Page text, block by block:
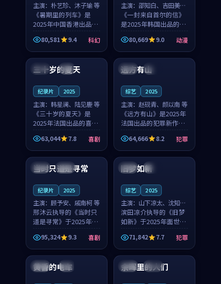
主演： 朴艺珍、沐子瑜 等
《暑期里的列车》是
2025年中国香港出品的
科幻新作，主创团队希
望用城市夜归人的故事
让观众停下来想一想。
朴艺珍领衔，沐子瑜担
任重要角色，郑书延的
80,581 9.4 科幻
主演： 邵知白、吉田美琴
等
《一封来自首尔的信》
是2025年韩国出品的动
漫新作，主创团队希望
用高考往事的故事让观
众停下来想一想。邵知
重要角色，谢承南的
80,669 9.0 动漫
法国 4K
三十岁的夏天
纪录片 2025
主演： 韩星澜、陆见鹿 等
《三十岁的夏天》是
2025年法国出品的喜剧
新作，主创团队希望用
深夜电台的故事让观众
停下来想一想。韩星澜
角色，山田纯一的叙事
63,044 7.8 喜剧
法国 独播
远方有山
综艺 2025
主演： 赵砚青、颜以南 等
《远方有山》是2025年
法国出品的犯罪新作，
主创团队希望用高校追
梦的故事让观众停下来
想一想。赵砚青领衔，
颜以南担任重要角色，
山田纯一的叙事节奏
64,666 8.2 犯罪
泰国 杜比
当时只道是寻常
纪录片 2025
主演： 顾予安、戚南柯 等
邢沐云执导的《当时只
道是寻常》于2025年面
世，泰国的城市气质与
母女情深的人物心境共
同构筑了影片基调。顾
予安、戚南柯用细腻的
表演撑起整部喜剧电
95,324 9.3 喜剧
中国 高分
旧梦如新
综艺 2025
主演： 山下凉太、沈知韵
等
滨田凉介执导的《旧梦
如新》于2025年面世，
中国台湾的城市气质与
异国相遇的人物心境共
同构筑了影片基调。山
下凉太、沈知韵用细腻
的表演撑起整部犯罪
71,842 7.7 犯罪
日本 4K
黄昏的电车 泰国 完结
余晖里的人们